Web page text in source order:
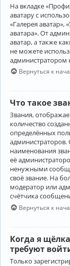
На вкладке
аватару с
«Галерея аватар»,
аватара». От
аватар, а также
не можете
администратором
Вернуться к
Что такое
Звания,
количество
определённых
наименования
её
ненужными
своё звание. На
модератор или
счётчика
Вернуться к
Когда я
требуют
Только